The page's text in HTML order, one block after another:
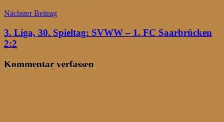
Nächster Beitrag
3. Liga, 30. Spieltag: SVWW – 1. FC Saarbrücken
2:2
Kommentar verfassen